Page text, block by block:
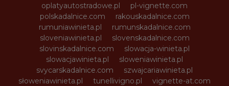
oplatyautostradowe.pl
pl-vignette.com
polskadalnice.com
rakouskadalnice.com
rumuniawinieta.pl
rumunskadalnice.com
sloveniawinieta.pl
slovenskadalnice.com
slovinskadalnice.com
slowacja-winieta.pl
slowacjawinieta.pl
sloweniawinieta.pl
svycarskadalnice.com
szwajcariawinieta.pl
słoweniawinieta.pl
tunellivigno.pl
vignette-at.com